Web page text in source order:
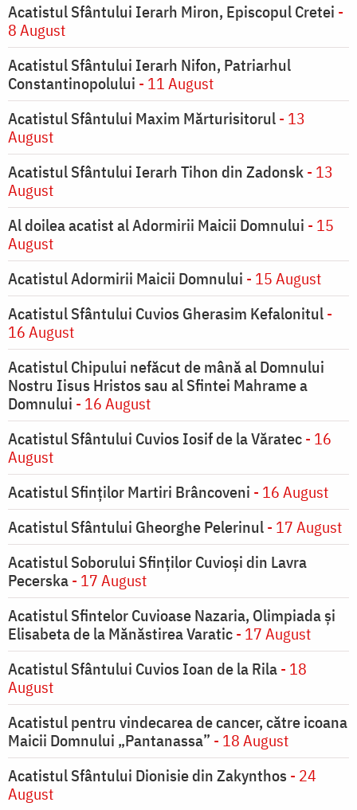
Acatistul Sfântului Ierarh Miron, Episcopul Cretei -
8 August
Acatistul Sfântului Ierarh Nifon, Patriarhul
Constantinopolului - 11 August
Acatistul Sfântului Maxim Mărturisitorul- 13
August
Acatistul Sfântului Ierarh Tihon din Zadonsk- 13
August
Al doilea acatist al Adormirii Maicii Domnului - 15
August
Acatistul Adormirii Maicii Domnului - 15 August
Acatistul Sfântului Cuvios Gherasim Kefalonitul-
16 August
Acatistul Chipului nefăcut de mână al Domnului
Nostru Iisus Hristos sau al Sfintei Mahrame a
Domnului - 16 August
Acatistul Sfântului Cuvios Iosif de la Văratec- 16
August
Acatistul Sfinților Martiri Brâncoveni - 16 August
Acatistul Sfântului Gheorghe Pelerinul- 17 August
Acatistul Soborului Sfinților Cuvioși din Lavra
Pecerska- 17 August
Acatistul Sfintelor Cuvioase Nazaria, Olimpiada și
Elisabeta de la Mănăstirea Varatic- 17 August
Acatistul Sfântului Cuvios Ioan de la Rila- 18
August
Acatistul pentru vindecarea de cancer, către icoana
Maicii Domnului „Pantanassa” - 18 August
Acatistul Sfântului Dionisie din Zakynthos - 24
August